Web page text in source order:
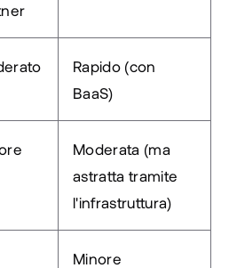
Rapido (con
BaaS)
Moderata (ma
astratta tramite
l'infrastruttura)
Minore